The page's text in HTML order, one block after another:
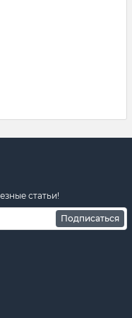
статьи!
Подписаться